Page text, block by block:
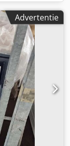
Advertentie